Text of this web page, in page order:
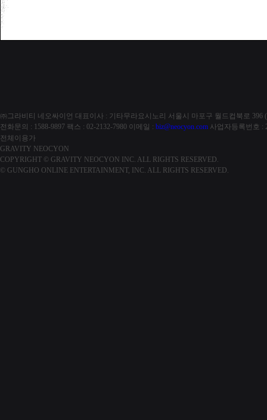
㈜그라비티 네오싸이언 대표이사 : 기타무라요시노리 서울시 마포구 월드컵북로 396
전화문의 : 1588-9897 팩스 : 02-2132-7980 이메일 : biz@neocyon.com 사업자등록번호 :
전체이용가
GRAVITY NEOCYON
COPYRIGHT © GRAVITY NEOCYON INC. ALL RIGHTS RESERVED.
© GUNGHO ONLINE ENTERTAINMENT, INC. ALL RIGHTS RESERVED.